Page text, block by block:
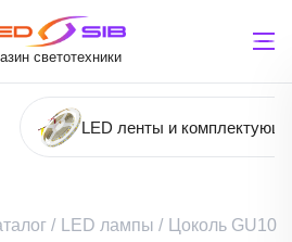
светотехники
LED ленты и
/ LED лампы / Цоколь GU10